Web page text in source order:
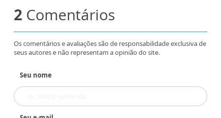
2 Comentários
Os comentários e avaliações são de responsabilidade exclusiva de
seus autores e não representam a opinião do site.
Seu nome